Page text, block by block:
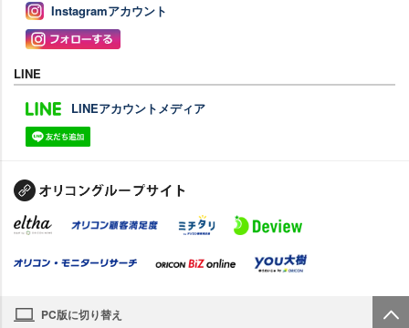
Instagramアカウント
LINE
LINEアカウントメディア
PC版に切り替え